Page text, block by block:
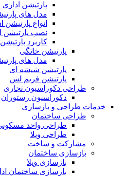
پارتیشن
مدل های
انواع پارتیشن
نصب پارتیشن
کاربرد
پارتیشن خانگی
مدل های
پارتیشن شیشه ای
پارتیشن فریم لس
طراحی دکوراسیون تجاری
دکوراسیون رستوران
خدمات طراحی و بازسازی
طراحی ساختمان
طراحی واحد
طراحی ویلا
مشارکت و ساخت
بازسازی ساختمان
بازسازی ویلا
بازسازی ساختمان